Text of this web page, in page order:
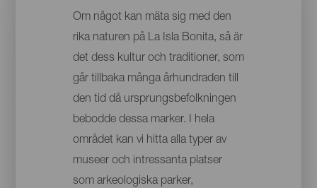
Om något kan mäta sig med den
rika naturen på La Isla Bonita, så är
det dess kultur och traditioner, som
går tillbaka många århundraden till
den tid då ursprungsbefolkningen
bebodde dessa marker. I hela
området kan vi hitta alla typer av
museer och intressanta platser
som arkeologiska parker,